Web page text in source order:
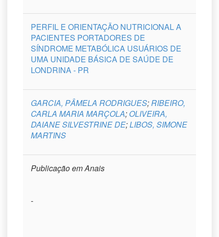
PERFIL E ORIENTAÇÃO NUTRICIONAL A
PACIENTES PORTADORES DE
SÍNDROME METABÓLICA USUÁRIOS DE
UMA UNIDADE BÁSICA DE SAÚDE DE
LONDRINA - PR
GARCIA, PÂMELA RODRIGUES;RIBEIRO,
CARLA MARIA MARÇOLA; OLIVEIRA,
DAIANE SILVESTRINE DE;LIBOS, SIMONE
MARTINS
Publicação em Anais
-